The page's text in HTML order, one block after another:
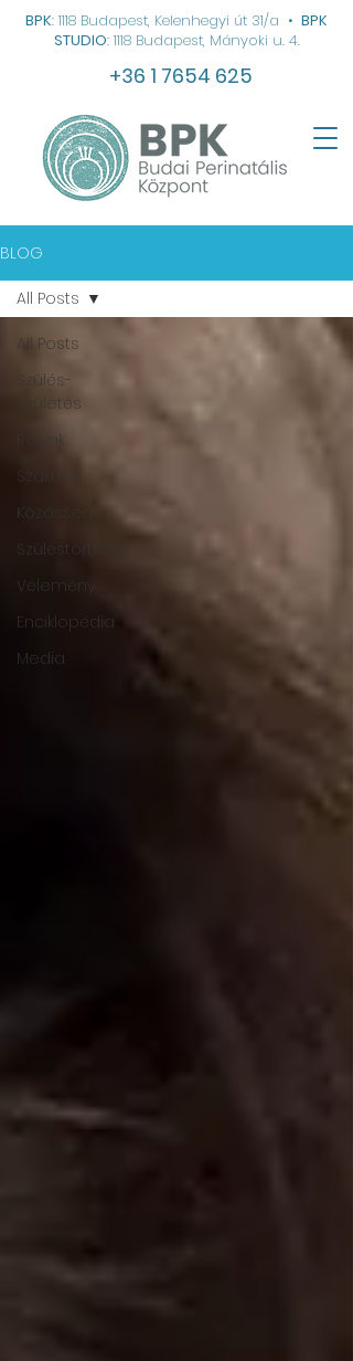
BPK: 1118 Budapest, Kelenhegyi út 31/a • BPK
STUDIO: 1118 Budapest, Mányoki u. 4.
+36 1 7654 625
BLOG
All Posts
Szülés-
születés
Rólunk
Szakmai
Közösség
Szüléstörténet
Vélemény
Enciklopédia
Media
All Posts